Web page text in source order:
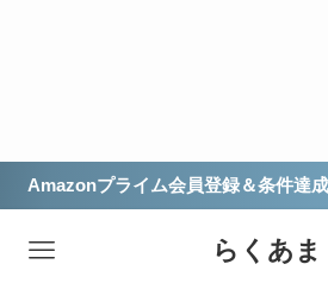
Amazonプライム会員登録＆条件達
らくあま